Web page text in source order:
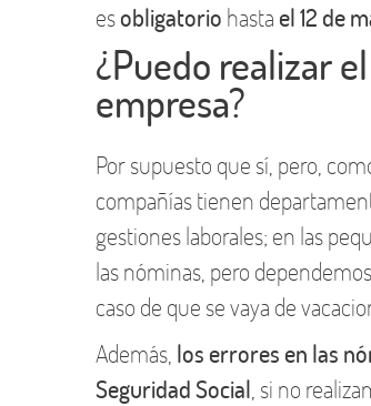
esobligatorio hasta el 12 de
¿Puedo realizar
empresa?
Por supuesto que sí, pero,
compañías tienen
gestiones laborales; en las
las nóminas, pero
caso de que se vaya de
Además, los errores en las
Seguridad Social , si no